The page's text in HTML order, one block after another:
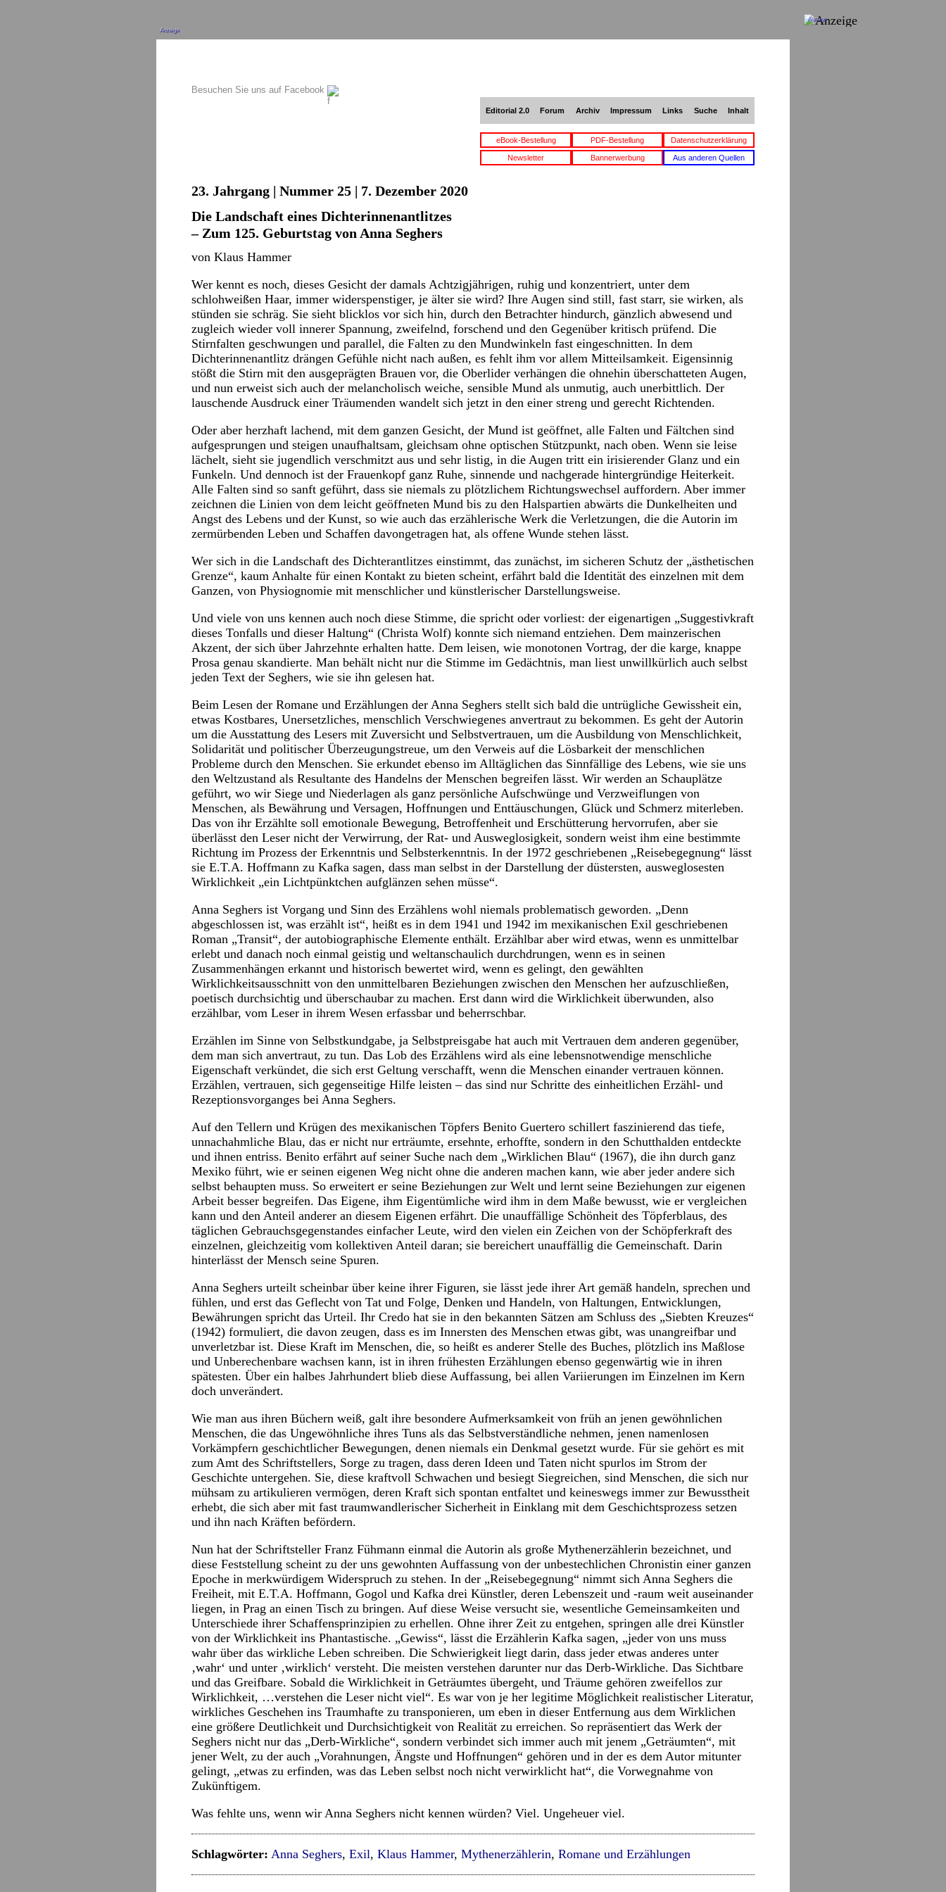
Anzeige
Besuchen Sie uns auf Facebook
Editorial 2.0 Forum Archiv Impressum Links Suche Inhalt
eBook-Bestellung PDF-Bestellung Datenschutzerklärung
Newsletter Bannerwerbung Aus anderen Quellen
23. Jahrgang | Nummer 25 | 7. Dezember 2020
Die Landschaft eines Dichterinnenantlitzes
– Zum 125. Geburtstag von Anna Seghers
von Klaus Hammer
Wer kennt es noch, dieses Gesicht der damals Achtzigjährigen, ruhig und konzentriert, unter dem
schlohweißen Haar, immer widerspenstiger, je älter sie wird? Ihre Augen sind still, fast starr, sie wirken, als
stünden sie schräg. Sie sieht blicklos vor sich hin, durch den Betrachter hindurch, gänzlich abwesend und
zugleich wieder voll innerer Spannung, zweifelnd, forschend und den Gegenüber kritisch prüfend. Die
Stirnfalten geschwungen und parallel, die Falten zu den Mundwinkeln fast eingeschnitten. In dem
Dichterinnenantlitz drängen Gefühle nicht nach außen, es fehlt ihm vor allem Mitteilsamkeit. Eigensinnig
stößt die Stirn mit den ausgeprägten Brauen vor, die Oberlider verhängen die ohnehin überschatteten Augen,
und nun erweist sich auch der melancholisch weiche, sensible Mund als unmutig, auch unerbittlich. Der
lauschende Ausdruck einer Träumenden wandelt sich jetzt in den einer streng und gerecht Richtenden.
Oder aber herzhaft lachend, mit dem ganzen Gesicht, der Mund ist geöffnet, alle Falten und Fältchen sind
aufgesprungen und steigen unaufhaltsam, gleichsam ohne optischen Stützpunkt, nach oben. Wenn sie leise
lächelt, sieht sie jugendlich verschmitzt aus und sehr listig, in die Augen tritt ein irisierender Glanz und ein
Funkeln. Und dennoch ist der Frauenkopf ganz Ruhe, sinnende und nachgerade hintergründige Heiterkeit.
Alle Falten sind so sanft geführt, dass sie niemals zu plötzlichem Richtungswechsel auffordern. Aber immer
zeichnen die Linien von dem leicht geöffneten Mund bis zu den Halspartien abwärts die Dunkelheiten und
Angst des Lebens und der Kunst, so wie auch das erzählerische Werk die Verletzungen, die die Autorin im
zermürbenden Leben und Schaffen davongetragen hat, als offene Wunde stehen lässt.
Wer sich in die Landschaft des Dichterantlitzes einstimmt, das zunächst, im sicheren Schutz der „ästhetischen
Grenze“, kaum Anhalte für einen Kontakt zu bieten scheint, erfährt bald die Identität des einzelnen mit dem
Ganzen, von Physiognomie mit menschlicher und künstlerischer Darstellungsweise.
Und viele von uns kennen auch noch diese Stimme, die spricht oder vorliest: der eigenartigen „Suggestivkraft
dieses Tonfalls und dieser Haltung“ (Christa Wolf) konnte sich niemand entziehen. Dem mainzerischen
Akzent, der sich über Jahrzehnte erhalten hatte. Dem leisen, wie monotonen Vortrag, der die karge, knappe
Prosa genau skandierte. Man behält nicht nur die Stimme im Gedächtnis, man liest unwillkürlich auch selbst
jeden Text der Seghers, wie sie ihn gelesen hat.
Beim Lesen der Romane und Erzählungen der Anna Seghers stellt sich bald die untrügliche Gewissheit ein,
etwas Kostbares, Unersetzliches, menschlich Verschwiegenes anvertraut zu bekommen. Es geht der Autorin
um die Ausstattung des Lesers mit Zuversicht und Selbstvertrauen, um die Ausbildung von Menschlichkeit,
Solidarität und politischer Überzeugungstreue, um den Verweis auf die Lösbarkeit der menschlichen
Probleme durch den Menschen. Sie erkundet ebenso im Alltäglichen das Sinnfällige des Lebens, wie sie uns
den Weltzustand als Resultante des Handelns der Menschen begreifen lässt. Wir werden an Schauplätze
geführt, wo wir Siege und Niederlagen als ganz persönliche Aufschwünge und Verzweiflungen von
Menschen, als Bewährung und Versagen, Hoffnungen und Enttäuschungen, Glück und Schmerz miterleben.
Das von ihr Erzählte soll emotionale Bewegung, Betroffenheit und Erschütterung hervorrufen, aber sie
überlässt den Leser nicht der Verwirrung, der Rat- und Ausweglosigkeit, sondern weist ihm eine bestimmte
Richtung im Prozess der Erkenntnis und Selbsterkenntnis. In der 1972 geschriebenen „Reisebegegnung“ lässt
sie E.T.A. Hoffmann zu Kafka sagen, dass man selbst in der Darstellung der düstersten, ausweglosesten
Wirklichkeit „ein Lichtpünktchen aufglänzen sehen müsse“.
Anna Seghers ist Vorgang und Sinn des Erzählens wohl niemals problematisch geworden. „Denn
abgeschlossen ist, was erzählt ist“, heißt es in dem 1941 und 1942 im mexikanischen Exil geschriebenen
Roman „Transit“, der autobiographische Elemente enthält. Erzählbar aber wird etwas, wenn es unmittelbar
erlebt und danach noch einmal geistig und weltanschaulich durchdrungen, wenn es in seinen
Zusammenhängen erkannt und historisch bewertet wird, wenn es gelingt, den gewählten
Wirklichkeitsausschnitt von den unmittelbaren Beziehungen zwischen den Menschen her aufzuschließen,
poetisch durchsichtig und überschaubar zu machen. Erst dann wird die Wirklichkeit überwunden, also
erzählbar, vom Leser in ihrem Wesen erfassbar und beherrschbar.
Erzählen im Sinne von Selbstkundgabe, ja Selbstpreisgabe hat auch mit Vertrauen dem anderen gegenüber,
dem man sich anvertraut, zu tun. Das Lob des Erzählens wird als eine lebensnotwendige menschliche
Eigenschaft verkündet, die sich erst Geltung verschafft, wenn die Menschen einander vertrauen können.
Erzählen, vertrauen, sich gegenseitige Hilfe leisten – das sind nur Schritte des einheitlichen Erzähl- und
Rezeptionsvorganges bei Anna Seghers.
Auf den Tellern und Krügen des mexikanischen Töpfers Benito Guertero schillert faszinierend das tiefe,
unnachahmliche Blau, das er nicht nur erträumte, ersehnte, erhoffte, sondern in den Schutthalden entdeckte
und ihnen entriss. Benito erfährt auf seiner Suche nach dem „Wirklichen Blau“ (1967), die ihn durch ganz
Mexiko führt, wie er seinen eigenen Weg nicht ohne die anderen machen kann, wie aber jeder andere sich
selbst behaupten muss. So erweitert er seine Beziehungen zur Welt und lernt seine Beziehungen zur eigenen
Arbeit besser begreifen. Das Eigene, ihm Eigentümliche wird ihm in dem Maße bewusst, wie er vergleichen
kann und den Anteil anderer an diesem Eigenen erfährt. Die unauffällige Schönheit des Töpferblaus, des
täglichen Gebrauchsgegenstandes einfacher Leute, wird den vielen ein Zeichen von der Schöpferkraft des
einzelnen, gleichzeitig vom kollektiven Anteil daran; sie bereichert unauffällig die Gemeinschaft. Darin
hinterlässt der Mensch seine Spuren.
Anna Seghers urteilt scheinbar über keine ihrer Figuren, sie lässt jede ihrer Art gemäß handeln, sprechen und
fühlen, und erst das Geflecht von Tat und Folge, Denken und Handeln, von Haltungen, Entwicklungen,
Bewährungen spricht das Urteil. Ihr Credo hat sie in den bekannten Sätzen am Schluss des „Siebten Kreuzes“
(1942) formuliert, die davon zeugen, dass es im Innersten des Menschen etwas gibt, was unangreifbar und
unverletzbar ist. Diese Kraft im Menschen, die, so heißt es anderer Stelle des Buches, plötzlich ins Maßlose
und Unberechenbare wachsen kann, ist in ihren frühesten Erzählungen ebenso gegenwärtig wie in ihren
spätesten. Über ein halbes Jahrhundert blieb diese Auffassung, bei allen Variierungen im Einzelnen im Kern
doch unverändert.
Wie man aus ihren Büchern weiß, galt ihre besondere Aufmerksamkeit von früh an jenen gewöhnlichen
Menschen, die das Ungewöhnliche ihres Tuns als das Selbstverständliche nehmen, jenen namenlosen
Vorkämpfern geschichtlicher Bewegungen, denen niemals ein Denkmal gesetzt wurde. Für sie gehört es mit
zum Amt des Schriftstellers, Sorge zu tragen, dass deren Ideen und Taten nicht spurlos im Strom der
Geschichte untergehen. Sie, diese kraftvoll Schwachen und besiegt Siegreichen, sind Menschen, die sich nur
mühsam zu artikulieren vermögen, deren Kraft sich spontan entfaltet und keineswegs immer zur Bewusstheit
erhebt, die sich aber mit fast traumwandlerischer Sicherheit in Einklang mit dem Geschichtsprozess setzen
und ihn nach Kräften befördern.
Nun hat der Schriftsteller Franz Fühmann einmal die Autorin als große Mythenerzählerin bezeichnet, und
diese Feststellung scheint zu der uns gewohnten Auffassung von der unbestechlichen Chronistin einer ganzen
Epoche in merkwürdigem Widerspruch zu stehen. In der „Reisebegegnung“ nimmt sich Anna Seghers die
Freiheit, mit E.T.A. Hoffmann, Gogol und Kafka drei Künstler, deren Lebenszeit und -raum weit auseinander
liegen, in Prag an einen Tisch zu bringen. Auf diese Weise versucht sie, wesentliche Gemeinsamkeiten und
Unterschiede ihrer Schaffensprinzipien zu erhellen. Ohne ihrer Zeit zu entgehen, springen alle drei Künstler
von der Wirklichkeit ins Phantastische. „Gewiss“, lässt die Erzählerin Kafka sagen, „jeder von uns muss
wahr über das wirkliche Leben schreiben. Die Schwierigkeit liegt darin, dass jeder etwas anderes unter
‚wahr‘ und unter ‚wirklich‘ versteht. Die meisten verstehen darunter nur das Derb-Wirkliche. Das Sichtbare
und das Greifbare. Sobald die Wirklichkeit in Geträumtes übergeht, und Träume gehören zweifellos zur
Wirklichkeit, …verstehen die Leser nicht viel“. Es war von je her legitime Möglichkeit realistischer Literatur,
wirkliches Geschehen ins Traumhafte zu transponieren, um eben in dieser Entfernung aus dem Wirklichen
eine größere Deutlichkeit und Durchsichtigkeit von Realität zu erreichen. So repräsentiert das Werk der
Seghers nicht nur das „Derb-Wirkliche“, sondern verbindet sich immer auch mit jenem „Geträumten“, mit
jener Welt, zu der auch „Vorahnungen, Ängste und Hoffnungen“ gehören und in der es dem Autor mitunter
gelingt, „etwas zu erfinden, was das Leben selbst noch nicht verwirklicht hat“, die Vorwegnahme von
Zukünftigem.
Was fehlte uns, wenn wir Anna Seghers nicht kennen würden? Viel. Ungeheuer viel.
Schlagwörter: Anna Seghers, Exil, Klaus Hammer, Mythenerzählerin, Romane und Erzählungen
Anzeige